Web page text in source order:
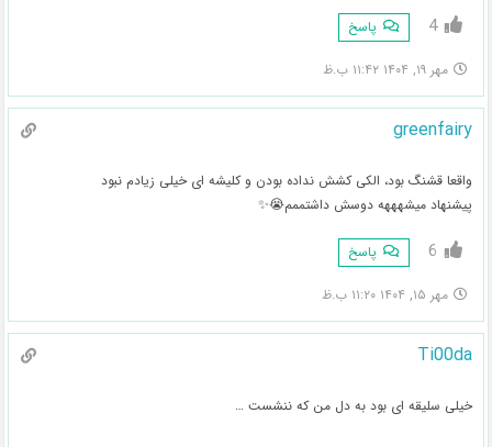
4 پاسخ
مهر ۱۹, ۱۴۰۴ ۱۱:۴۲ ب.ظ
greenfairy
واقعا قشنگ بود، الکی کشش نداده بودن و کلیشه ای خیلی زیادم نبود
پیشنهاد میشهههه دوسش داشتممم😭✨
6 پاسخ
مهر ۱۵, ۱۴۰۴ ۱۱:۲۰ ب.ظ
Ti00da
خیلی سلیقه ای بود به دل من که ننشست …